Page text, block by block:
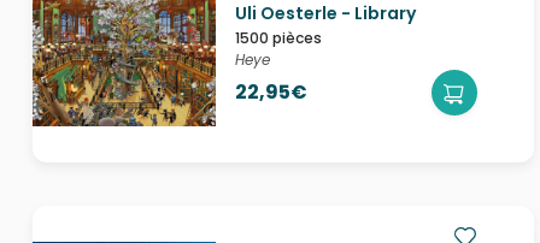
Uli Oesterle - Library
1500 pièces
Heye
22,95€